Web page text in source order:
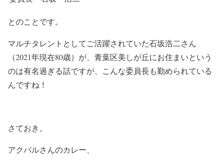
とのことです。
マルチタレントとしてご活躍されていた石坂浩二さん
（2021年現在80歳）が、青葉区美しが丘にお住まいという
のは有名過ぎる話ですが、こんな委員長も勤められている
んですね！
さておき。
アクバルさんのカレー、